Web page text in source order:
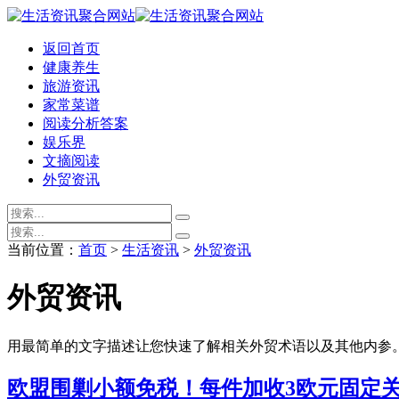
返回首页
健康养生
旅游资讯
家常菜谱
阅读分析答案
娱乐界
文摘阅读
外贸资讯
当前位置： 首页 > 生活资讯 > 外贸资讯
外贸资讯
用最简单的文字描述让您快速了解相关外贸术语以及其他内参。
欧盟围剿小额免税！每件加收3欧元固定